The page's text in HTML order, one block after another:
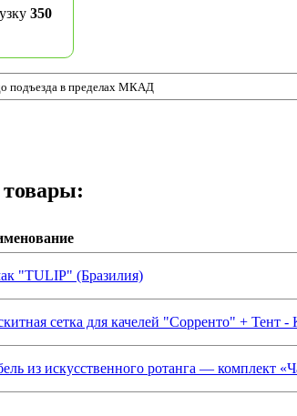
350
подъезда в пределах МКАД
"TULIP" (Бразилия)
сетка для качелей "Сорренто" + Тент
из искусственного ротанга — комплект